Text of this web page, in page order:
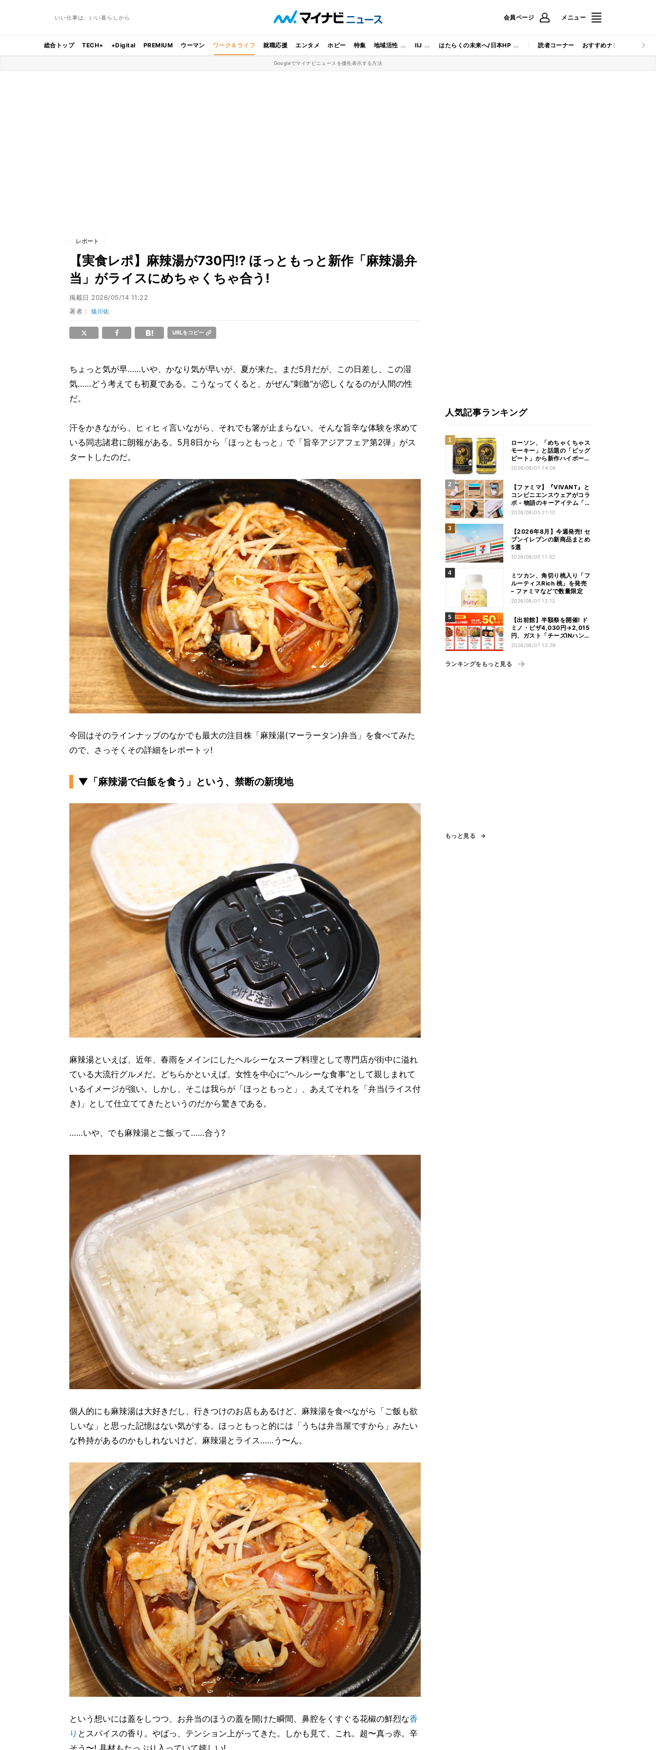
いい仕事は、いい暮らしから 会員ページ メニュー
総合トップ TECH+ +Digital PREMIUM ウーマン ワーク＆ライフ 就職応援 エンタメ ホビー 特集 地域活性 IIJ はたらくの未来へ/日本HP 読者コーナー おすすめナビ マイナビ
Googleでマイナビニュースを優先表示する方法
レポート
【実食レポ】麻辣湯が730円!? ほっともっと新作「麻辣湯弁
当」がライスにめちゃくちゃ合う!
掲載日 2026/05/14 11:22
著者：猿川佑
URLをコピー
ちょっと気が早……いや、かなり気が早いが、夏が来た。まだ5月だが、この日差し、この湿
気……どう考えても初夏である。こうなってくると、がぜん“刺激”が恋しくなるのが人間の性
だ。
汗をかきながら、ヒィヒィ言いながら、それでも箸が止まらない。そんな旨辛な体験を求めて
いる同志諸君に朗報がある。5月8日から「ほっともっと」で「旨辛アジアフェア第2弾」がス
タートしたのだ。
今回はそのラインナップのなかでも最大の注目株「麻辣湯(マーラータン)弁当」を食べてみた
ので、さっそくその詳細をレポートッ!
▼「麻辣湯で白飯を食う」という、禁断の新境地
麻辣湯といえば、近年、春雨をメインにしたヘルシーなスープ料理として専門店が街中に溢れ
ている大流行グルメだ。どちらかといえば、女性を中心に“ヘルシーな食事”として親しまれて
いるイメージが強い。しかし、そこは我らが「ほっともっと」、あえてそれを「弁当(ライス付
き)」として仕立ててきたというのだから驚きである。
……いや、でも麻辣湯とご飯って……合う?
個人的にも麻辣湯は大好きだし、行きつけのお店もあるけど、麻辣湯を食べながら「ご飯も欲
しいな」と思った記憶はない気がする。ほっともっと的には「うちは弁当屋ですから」みたい
な矜持があるのかもしれないけど、麻辣湯とライス……う〜ん。
という想いには蓋をしつつ、お弁当のほうの蓋を開けた瞬間、鼻腔をくすぐる花椒の鮮烈な香
り とスパイスの香り。やばっ、テンション上がってきた。しかも見て、これ。超〜真っ赤。辛
そう〜! 具材もたっぷり入っていて嬉しい!
人気記事ランキング
ローソン、「めちゃくちゃス
モーキー」と話題の「ビッグ
ピート」から新作ハイボール
缶＆ミニボトル発売
2026/08/07 14:08
【ファミマ】『VIVANT』と
コンビニエンスウェアがコラ
ボ - 物語のキーアイテム「別
班饅頭」も発売
2026/08/05 21:10
【2026年8月】今週発売! セ
ブンイレブンの新商品まとめ
5選
2026/08/05 11:52
ミツカン、角切り桃入り「フ
ルーティスRich 桃」を発売
– ファミマなどで数量限定
2026/08/07 12:12
【出前館】半額祭を開催! ド
ミノ・ピザ4,030円→2,015
円、ガスト「チーズINハンバ
ーグ」1,090円→540円...最
2026/08/07 12:26
ランキングをもっと見る
もっと見る